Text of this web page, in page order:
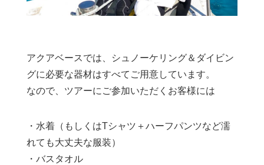
アクアベースでは、シュノーケリング＆ダイビン
グに必要な器材はすべてご用意しています。
なので、ツアーにご参加いただくお客様には
・水着（もしくはTシャツ＋ハーフパンツなど濡
れても大丈夫な服装）
・バスタオル